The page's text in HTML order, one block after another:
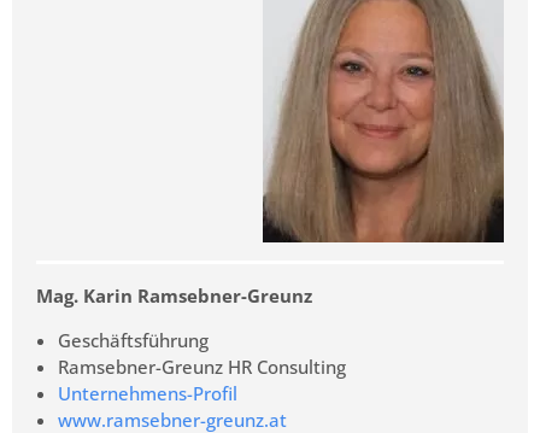
Mag. Karin Ramsebner-Greunz
Geschäftsführung
Ramsebner-Greunz HR Consulting
Unternehmens-Profil
www.ramsebner-greunz.at